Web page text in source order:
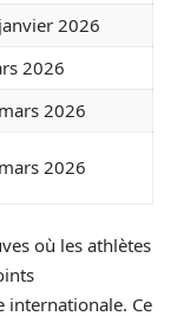
2026
2026
2026
2026
où les athlètes
internationale. Ce